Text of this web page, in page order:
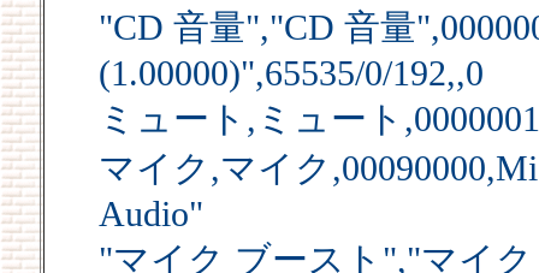
"CD 音量","CD 音量
(1.00000)",65535/0/192,,0
ミュート,ミュート
マイク,マイク
Audio"
"マイク ブースト","マイ